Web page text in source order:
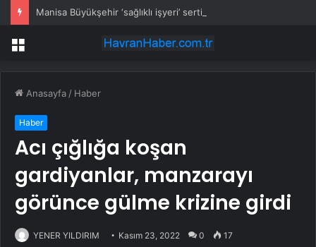
Manisa Büyükşehir ‘sağlıklı işyeri’ sertifikasına kavuştu
Menü
Anasayfa / Haber
Haber
Acı çığlığa koşan
gardiyanlar, manzarayı
görünce gülme krizine girdi
YENER YILDIRIM Kasım 23, 2022 0 17